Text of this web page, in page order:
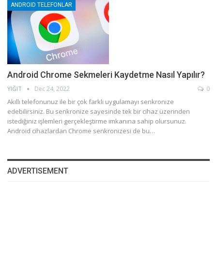
ANDROID TELEFONLAR
Android Chrome Sekmeleri Kaydetme Nasıl Yapılır?
YIĞIT Dec 24, 2022 0
Akıllı telefonunuz ile bir çok farklı uygulamayı senkronize
edebilirsiniz. Bu senkronize sayesinde tek bir cihaz üzerinden
istediğiniz işlemleri gerçekleştirme imkanına sahip olursunuz.
Android cihazlardan Chrome senkronizesi de bu…
ADVERTISEMENT